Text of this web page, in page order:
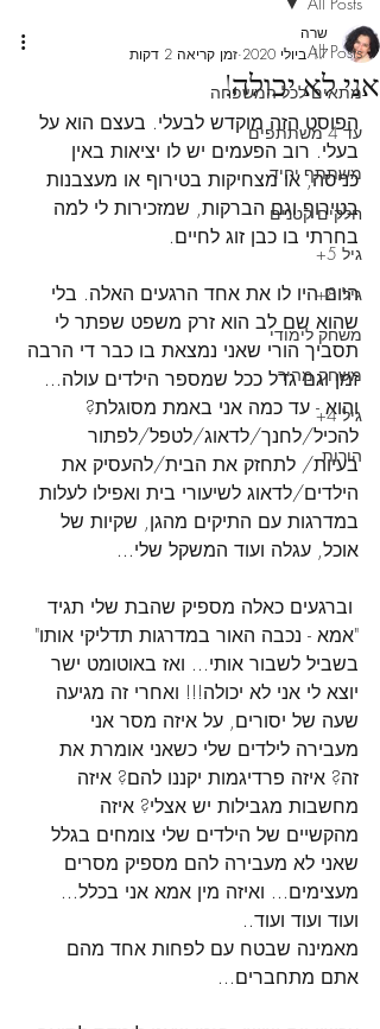
All Posts
מתאים לכל המשפחה
עד 4 משתתפים
משתתף יחיד
חלקים קטנים
גיל 5+
גיל 8+
משחק לימודי
משחק מהיר
גיל 4+
הורות
אני לא יכולה!
שרה
17 ביולי 2020
זמן קריאה 2 דקות
הפוסט הזה מוקדש לבעלי. בעצם הוא על
בעלי. רוב הפעמים יש לו יציאות באין
כניסה, או מצחיקות בטירוף או מעצבנות
בטירוף וגם הברקות, שמזכירות לי למה
בחרתי בו כבן זוג לחיים.
היום היו לו את אחד הרגעים האלה. בלי
שהוא שם לב הוא זרק משפט שפתר לי
תסביך הורי שאני נמצאת בו כבר די הרבה
זמן וגם גדל ככל שמספר הילדים עולה...
והוא - עד כמה אני באמת מסוגלת?
להכיל/לחנך/לדאוג/לטפל/לפתור
בעיות/ לתחזק את הבית/להעסיק את
הילדים/לדאוג לשיעורי בית ואפילו לעלות
במדרגות עם התיקים מהגן, שקיות של
אוכל, עגלה ועוד המשקל שלי...
וברגעים כאלה מספיק שהבת שלי תגיד
"אמא - נכבה האור במדרגות תדליקי אותו"
בשביל לשבור אותי... ואז באוטומט ישר
יוצא לי אני לא יכולה!!! ואחרי זה מגיעה
שעה של יסורים, על איזה מסר אני
מעבירה לילדים שלי כשאני אומרת את
זה? איזה פרדיגמות יקננו להם? איזה
מחשבות מגבילות יש אצלי? איזה
מהקשיים של הילדים שלי צומחים בגלל
שאני לא מעבירה להם מספיק מסרים
מעצימים... ואיזה מין אמא אני בכלל...
ועוד ועוד ועוד..
מאמינה שבטח עם לפחות אחד מהם
אתם מתחברים...